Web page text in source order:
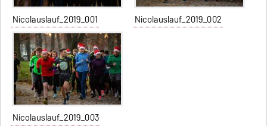
Nicolauslauf_2019_001 Nicolauslauf_2019_002
Nicolauslauf_2019_003